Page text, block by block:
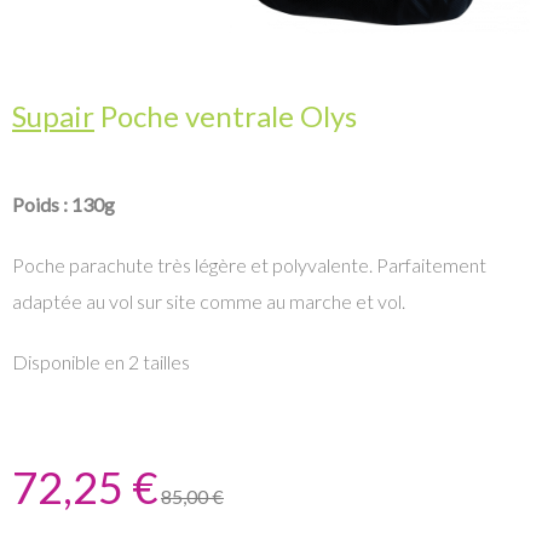
Supair Poche ventrale Olys
Poids : 130g
Poche parachute très légère et polyvalente. Parfaitement
adaptée au vol sur site comme au marche et vol.
Disponible en 2 tailles
72,25 €85,00 €